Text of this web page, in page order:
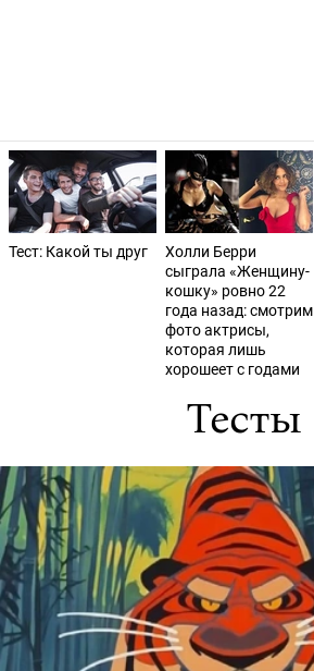
Тест: Какой ты друг
Холли Берри
сыграла «Женщину-
кошку» ровно 22
года назад: смотрим
фото актрисы,
которая лишь
хорошеет с годами
Тесты